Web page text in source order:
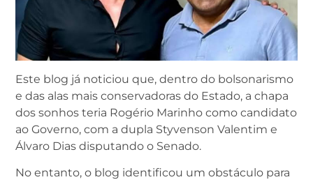
Este blog já noticiou que, dentro do bolsonarismo
e das alas mais conservadoras do Estado, a chapa
dos sonhos teria Rogério Marinho como candidato
ao Governo, com a dupla Styvenson Valentim e
Álvaro Dias disputando o Senado.
No entanto, o blog identificou um obstáculo para